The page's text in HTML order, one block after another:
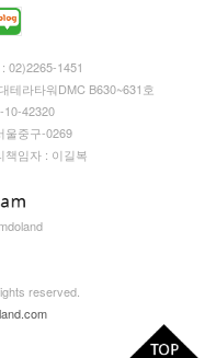
02)2265-1451
테라타워DMC B630~631호
10-42320
울중구-0269
책임자 : 이길복
reserved.